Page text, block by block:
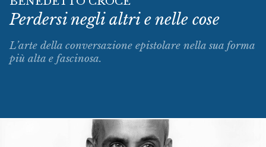
Perdersi negli altri e nelle cose
L’arte della conversazione epistolare nella sua forma
più alta e fascinosa.